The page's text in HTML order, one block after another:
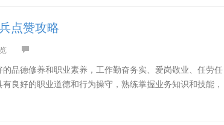
点赞攻略
品德修养和职业素养，工作勤奋务实、爱岗敬业、任劳任
好的职业道德和行为操守，熟练掌握业务知识和技能，